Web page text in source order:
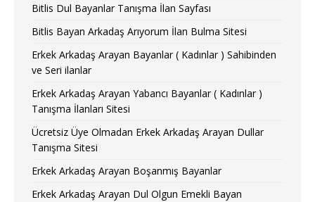
Bitlis Dul Bayanlar Tanışma İlan Sayfası
Bitlis Bayan Arkadaş Arıyorum İlan Bulma Sitesi
Erkek Arkadaş Arayan Bayanlar ( Kadınlar ) Sahibinden
ve Seri ilanlar
Erkek Arkadaş Arayan Yabancı Bayanlar ( Kadınlar )
Tanışma İlanları Sitesi
Ücretsiz Üye Olmadan Erkek Arkadaş Arayan Dullar
Tanışma Sitesi
Erkek Arkadaş Arayan Boşanmış Bayanlar
Erkek Arkadaş Arayan Dul Olgun Emekli Bayan